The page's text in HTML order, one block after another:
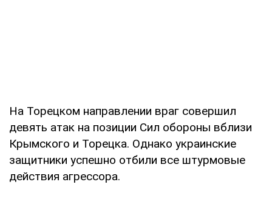
На Торецком направлении враг совершил
девять атак на позиции Сил обороны вблизи
Крымского и Торецка. Однако украинские
защитники успешно отбили все штурмовые
действия агрессора.